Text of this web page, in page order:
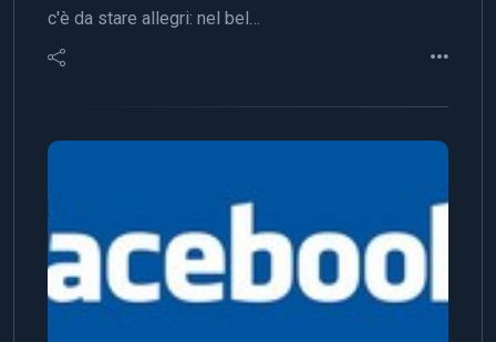
c'è da stare allegri: nel bel…